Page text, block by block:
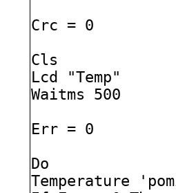
Crc = 0
Cls
Lcd "Temp"
Waitms 500
Err = 0
Do
Temperature